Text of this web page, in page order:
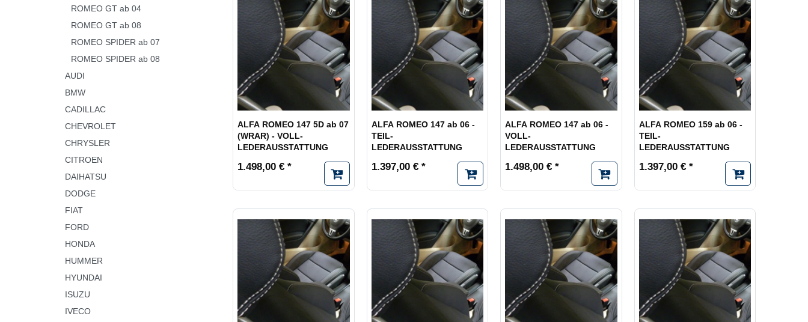
ROMEO GT ab 04
ROMEO GT ab 08
ROMEO SPIDER ab 07
ROMEO SPIDER ab 08
AUDI
BMW
CADILLAC
CHEVROLET
CHRYSLER
CITROEN
DAIHATSU
DODGE
FIAT
FORD
HONDA
HUMMER
HYUNDAI
ISUZU
IVECO
ALFA ROMEO 147 5D ab 07
(WRAR) - VOLL-
LEDERAUSSTATTUNG
1.498,00 € *
ALFA ROMEO 147 ab 06 -
TEIL-
LEDERAUSSTATTUNG
1.397,00 € *
ALFA ROMEO 147 ab 06 -
VOLL-
LEDERAUSSTATTUNG
1.498,00 € *
ALFA ROMEO 159 ab 06 -
TEIL-
LEDERAUSSTATTUNG
1.397,00 € *